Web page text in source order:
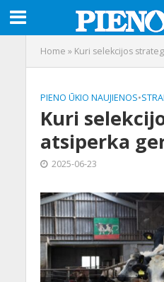
Home » Kuri selekcijos
PIENO ŪKIO NAUJIENOS•
Kuri
atsiperka
2025-06-23